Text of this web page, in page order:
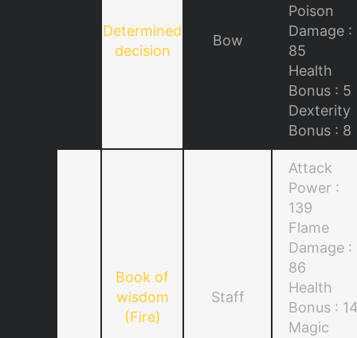
Determined
decision
Bow
Poison
Damage :
85
Health
Bonus : 5
Dexterity
Bonus : 8
Book of
wisdom
(Fire)
Staff
Attack
Power :
139
Flame
Damage :
86
Health
Bonus :
Magic